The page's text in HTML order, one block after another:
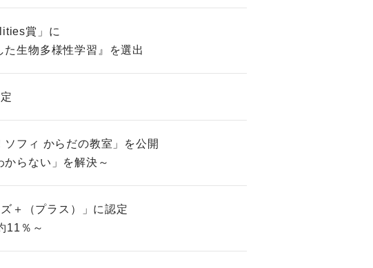
賞」に
生物多様性学習』を選出
フィ からだの教室」を公開
らない」を解決～
＋（プラス）」に認定
11％～